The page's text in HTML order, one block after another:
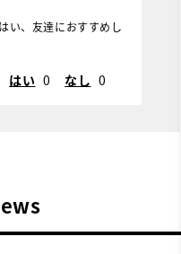
はい、友達におすすめし
はい 0 なし 0